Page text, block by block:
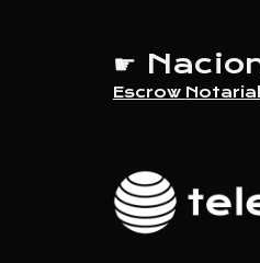
☛
Escrow Notarial